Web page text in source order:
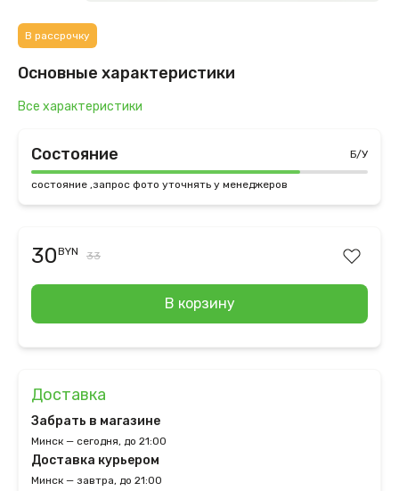
В рассрочку
Основные характеристики
Все характеристики
Состояние Б/У
состояние ,запрос фото уточнять у менеджеров
30BYN 33
В корзину
Доставка
Забрать в магазине
Минск — сегодня, до 21:00
Доставка курьером
Минск — завтра, до 21:00